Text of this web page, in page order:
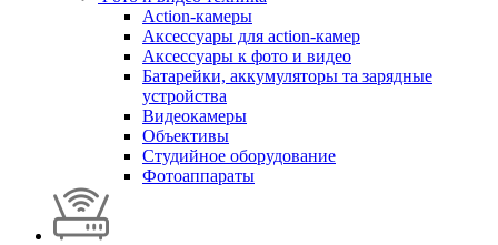
Action-камеры
Аксессуары для action-камер
Аксессуары к фото и видео
Батарейки, аккумуляторы та зарядные
устройства
Видеокамеры
Объективы
Студийное оборудование
Фотоаппараты